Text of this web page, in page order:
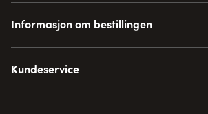
Informasjon om bestillingen
Kundeservice